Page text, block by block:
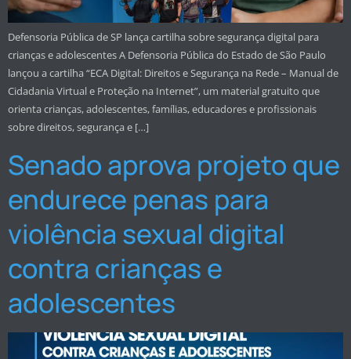
Defensoria Pública de SP lança cartilha sobre segurança digital para
crianças e adolescentes A Defensoria Pública do Estado de São Paulo
lançou a cartilha “ECA Digital: Direitos e Segurança na Rede – Manual de
Cidadania Virtual e Proteção na Internet”, um material gratuito que
orienta crianças, adolescentes, famílias, educadores e profissionais
sobre direitos, segurança e […]
Senado aprova projeto que
endurece penas para
violência sexual digital
contra crianças e
adolescentes